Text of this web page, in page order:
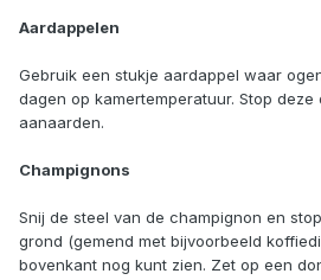
Aardappelen
Gebruik een stukje aardappel waar
dagen op kamertemperatuur. Stop
aanaarden.
Champignons
Snij de steel van de champignon en
grond (gemend met bijvoorbeeld
bovenkant nog kunt zien. Zet op een